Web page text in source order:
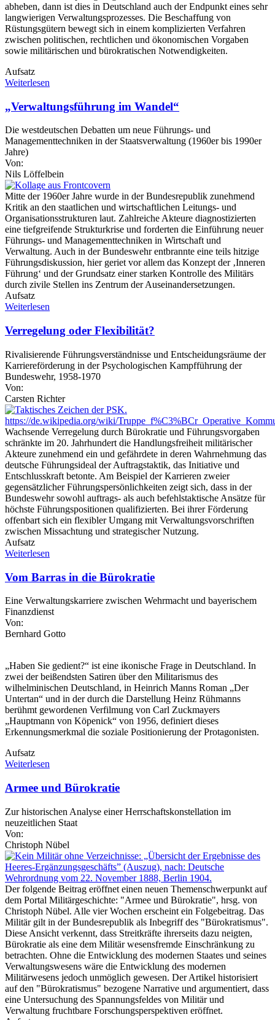
abheben, dann ist dies in Deutschland auch der Endpunkt eines sehr
langwierigen Verwaltungsprozesses. Die Beschaffung von
Rüstungsgütern bewegt sich in einem komplizierten Verfahren
zwischen politischen, rechtlichen und ökonomischen Vorgaben
sowie militärischen und bürokratischen Notwendigkeiten.
Aufsatz
Weiterlesen
„Verwaltungsführung im Wandel“
Die westdeutschen Debatten um neue Führungs- und
Managementtechniken in der Staatsverwaltung (1960er bis 1990er
Jahre)
Von:
Nils Löffelbein
Mitte der 1960er Jahre wurde in der Bundesrepublik zunehmend
Kritik an den staatlichen und wirtschaftlichen Leitungs- und
Organisationsstrukturen laut. Zahlreiche Akteure diagnostizierten
eine tiefgreifende Strukturkrise und forderten die Einführung neuer
Führungs- und Managementtechniken in Wirtschaft und
Verwaltung. Auch in der Bundeswehr entbrannte eine teils hitzige
Führungsdiskussion, hier geriet vor allem das Konzept der ‚Inneren
Führung‘ und der Grundsatz einer starken Kontrolle des Militärs
durch zivile Stellen ins Zentrum der Auseinandersetzungen.
Aufsatz
Weiterlesen
Verregelung oder Flexibilität?
Rivalisierende Führungsverständnisse und Entscheidungsräume der
Karriereförderung in der Psychologischen Kampfführung der
Bundeswehr, 1958-1970
Von:
Carsten Richter
Wachsende Verregelung durch Bürokratie und Führungsvorgaben
schränkte im 20. Jahrhundert die Handlungsfreiheit militärischer
Akteure zunehmend ein und gefährdete in deren Wahrnehmung das
deutsche Führungsideal der Auftragstaktik, das Initiative und
Entschlusskraft betonte. Am Beispiel der Karrieren zweier
gegensätzlicher Führungspersönlichkeiten zeigt sich, dass in der
Bundeswehr sowohl auftrags- als auch befehlstaktische Ansätze für
höchste Führungspositionen qualifizierten. Bei ihrer Förderung
offenbart sich ein flexibler Umgang mit Verwaltungsvorschriften
zwischen Missachtung und strategischer Nutzung.
Aufsatz
Weiterlesen
Vom Barras in die Bürokratie
Eine Verwaltungskarriere zwischen Wehrmacht und bayerischem
Finanzdienst
Von:
Bernhard Gotto
„Haben Sie gedient?“ ist eine ikonische Frage in Deutschland. In
zwei der beißendsten Satiren über den Militarismus des
wilhelminischen Deutschland, in Heinrich Manns Roman „Der
Untertan“ und in der durch die Darstellung Heinz Rühmanns
berühmt gewordenen Verfilmung von Carl Zuckmayers
„Hauptmann von Köpenick“ von 1956, definiert dieses
Erkennungsmerkmal die soziale Positionierung der Protagonisten.
Aufsatz
Weiterlesen
Armee und Bürokratie
Zur historischen Analyse einer Herrschaftskonstellation im
neuzeitlichen Staat
Von:
Christoph Nübel
Der folgende Beitrag eröffnet einen neuen Themenschwerpunkt auf
dem Portal Militärgeschichte: "Armee und Bürokratie", hrsg. von
Christoph Nübel. Alle vier Wochen erscheint ein Folgebeitrag. Das
Militär gilt in der Bundesrepublik als Inbegriff des "Bürokratismus".
Diese Ansicht verkennt, dass Streitkräfte ihrerseits dazu neigten,
Bürokratie als eine dem Militär wesensfremde Einschränkung zu
betrachten. Ohne die Entwicklung des modernen Staates und seines
Verwaltungswesens wäre die Entwicklung des modernen
Militärwesens jedoch unmöglich gewesen. Der Artikel historisiert
auf den "Bürokratismus" bezogene Narrative und argumentiert, dass
eine Untersuchung des Spannungsfeldes von Militär und
Verwaltung fruchtbare Forschungsperspektiven eröffnet.